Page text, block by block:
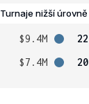
Turnaje nižší úrovně
$9.4M
22
$7.4M 20